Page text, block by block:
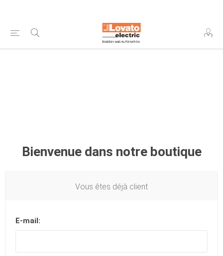
Bienvenue dans notre boutique
Vous êtes déjà client
E-mail: